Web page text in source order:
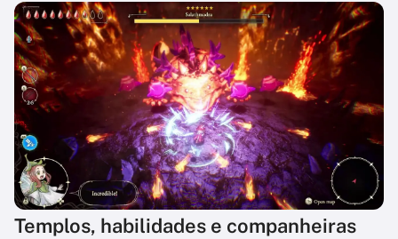
Templos, habilidades e companheiras